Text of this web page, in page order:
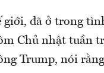
giới, đã ở trong
Chủ nhật tuần
Trump, nói